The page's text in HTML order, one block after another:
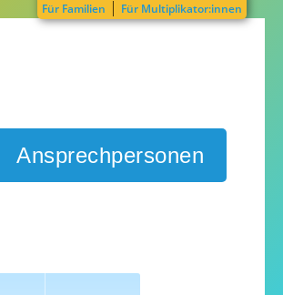
Für Familien | Für Multiplikator:innen
Ansprechpersonen